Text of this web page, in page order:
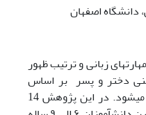
اصفهان
زبانی و ترتیب ظهور
دختر و پسر بر اساس
خرده­آزمون­های رشد زبان انجام می­شود. در این پژوهش 14